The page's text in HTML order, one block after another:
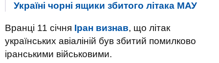
Україні чорні ящики збитого літака МАУ
Вранці 11 січня Іран визнав, що літак
українських авіаліній був збитий помилково
іранськими військовими.